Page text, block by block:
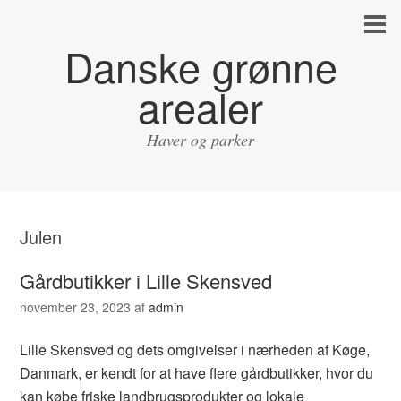
Danske grønne
arealer
Haver og parker
Julen
Gårdbutikker i Lille Skensved
november 23, 2023 afadmin
Lille Skensved og dets omgivelser i nærheden af Køge,
Danmark, er kendt for at have flere gårdbutikker, hvor du
kan købe friske landbrugsprodukter og lokale